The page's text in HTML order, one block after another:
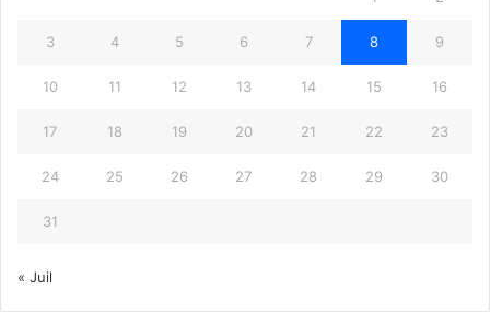
3 4 5 6 7 8 9
10 11 12 13 14 15 16
17 18 19 20 21 22 23
24 25 26 27 28 29 30
31
« Juil